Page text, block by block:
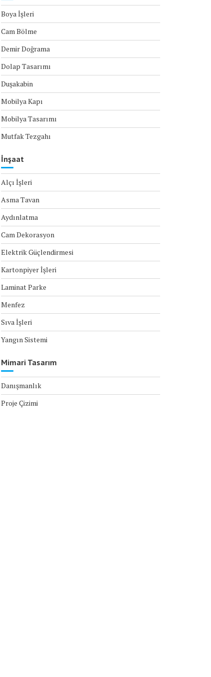
Boya İşleri
Cam Bölme
Demir Doğrama
Dolap Tasarımı
Duşakabin
Mobilya Kapı
Mobilya Tasarımı
Mutfak Tezgahı
İnşaat
Alçı İşleri
Asma Tavan
Aydınlatma
Cam Dekorasyon
Elektrik Güçlendirmesi
Kartonpiyer İşleri
Laminat Parke
Menfez
Sıva İşleri
Yangın Sistemi
Mimari Tasarım
Danışmanlık
Proje Çizimi